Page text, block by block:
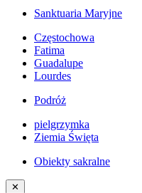
Sanktuaria Maryjne
Częstochowa
Fatima
Guadalupe
Lourdes
Podróż
pielgrzymka
Ziemia Święta
Obiekty sakralne
✕